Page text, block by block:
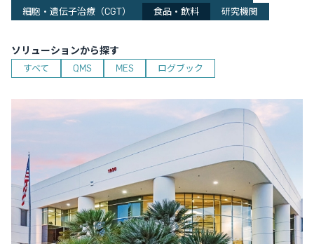
細胞・遺伝子治療（CGT）
食品・飲料 研究機関
ソリューションから探す
すべて QMS MES ログブック